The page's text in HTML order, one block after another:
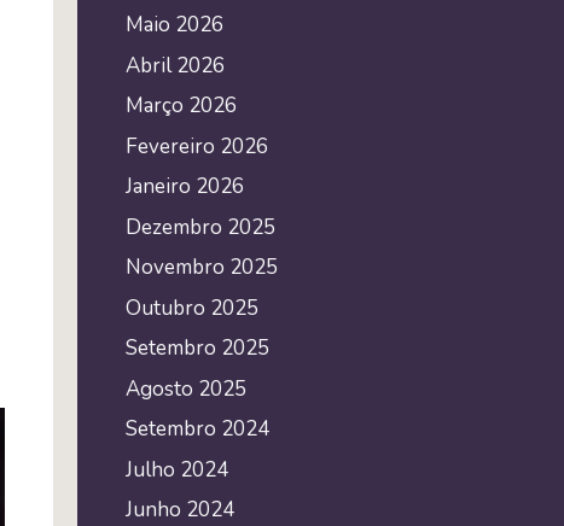
Maio 2026
Abril 2026
Março 2026
Fevereiro 2026
Janeiro 2026
Dezembro 2025
Novembro 2025
Outubro 2025
Setembro 2025
Agosto 2025
Setembro 2024
Julho 2024
Junho 2024